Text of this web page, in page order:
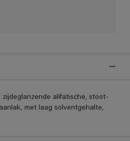
zijdeglanzende alifatische, stoot-
met laag solventgehalte,